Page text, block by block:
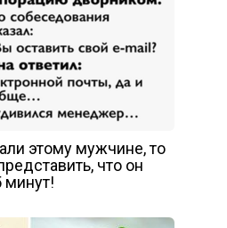
этому мужчине, то
что он
минут!